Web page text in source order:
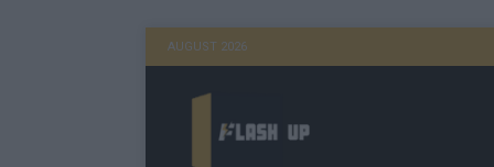
AUGUST 2026